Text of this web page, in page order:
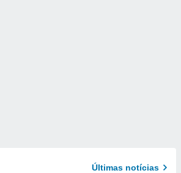
Últimas notícias